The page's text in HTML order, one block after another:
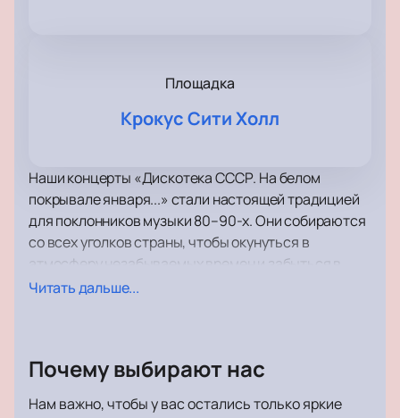
Площадка
Крокус Сити Холл
Наши концерты «Дискотека СССР. На белом
покрывале января...» стали настоящей традицией
для поклонников музыки 80–90-х. Они собираются
со всех уголков страны, чтобы окунуться в
атмосферу незабываемых времен и забыться в
ритме легендарных хитов.
насладиться неповторимой атмосферой
легендарными музыкальными произведениями.
Читать дальше...
Почему выбирают нас
Нам важно, чтобы у вас остались только яркие